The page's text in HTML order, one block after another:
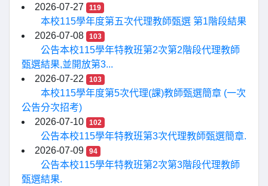
2026-07-27
119
本校115學年度第五次代理教師甄選 第1階段結果
2026-07-08
103
公告本校115學年特教班第2次第2階段代理教師
甄選結果,並開放第3...
2026-07-22
103
本校115學年度第5次代理(課)教師甄選簡章 (一次
公告分次招考)
2026-07-10
102
公告本校115學年特教班第3次代理教師甄選簡章.
2026-07-09
94
公告本校115學年特教班第2次第3階段代理教師
甄選結果.